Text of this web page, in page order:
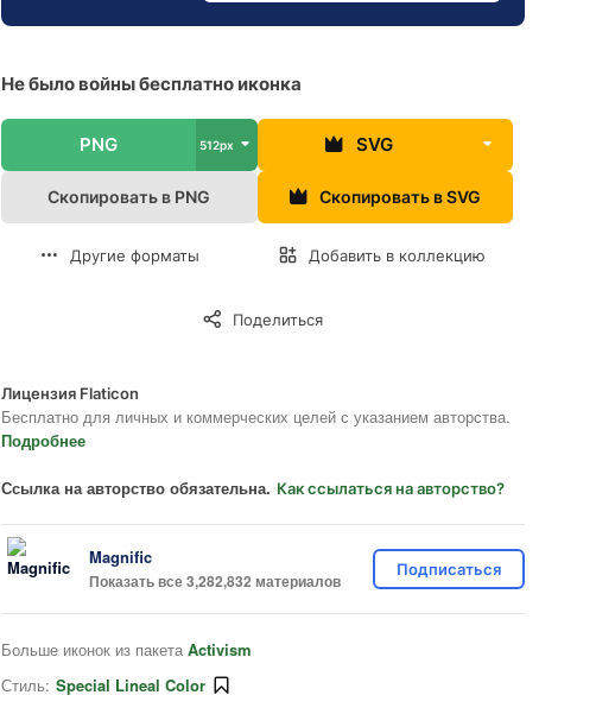
Не было войны бесплатно иконка
PNG 512px SVG
Скопировать в PNG Скопировать в SVG
Другие форматы Добавить в коллекцию
Поделиться
Лицензия Flaticon
Бесплатно для личных и коммерческих целей с указанием авторства.
Подробнее
Ссылка на авторство обязательна. Как ссылаться на авторство?
Magnific
Показать все 3,282,832 материалов
Подписаться
Больше иконок из пакета Activism
Стиль: Special Lineal Color